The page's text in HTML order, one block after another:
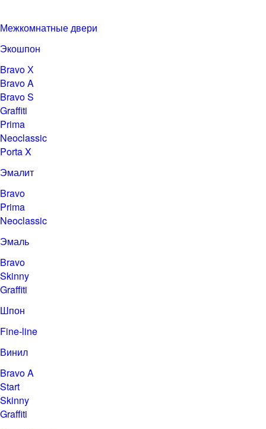
Межкомнатные двери
Экошпон
Bravo Х
Bravo A
Bravo S
Graffiti
Prima
Neoclassic
Porta X
Эмалит
Bravo
Prima
Neoclassic
Эмаль
Bravo
Skinny
Graffiti
Шпон
Fine-line
Винил
Bravo A
Start
Skinny
Graffiti